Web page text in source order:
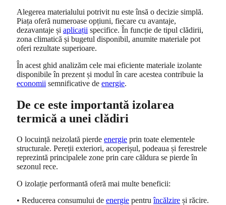
Alegerea materialului potrivit nu este însă o decizie simplă.
Piața oferă numeroase opțiuni, fiecare cu avantaje,
dezavantaje și aplicații specifice. În funcție de tipul clădirii,
zona climatică și bugetul disponibil, anumite materiale pot
oferi rezultate superioare.
În acest ghid analizăm cele mai eficiente materiale izolante
disponibile în prezent și modul în care acestea contribuie la
economii semnificative de energie.
De ce este importantă izolarea
termică a unei clădiri
O locuință neizolată pierde energie prin toate elementele
structurale. Pereții exteriori, acoperișul, podeaua și ferestrele
reprezintă principalele zone prin care căldura se pierde în
sezonul rece.
O izolație performantă oferă mai multe beneficii:
• Reducerea consumului de energie pentruîncălzire și răcire.